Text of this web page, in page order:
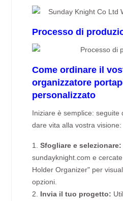
Processo di
Come ordinare il
organizzatore
personalizzato
Iniziare è semplice: seguite
dare vita alla vostra visione:
1.Sfogliare e selezionare:
sundayknight.com e
Holder Organizer" per
opzioni.
2. Invia il tuo progetto: